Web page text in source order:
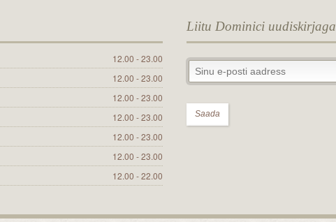
12.00 - 23.00
12.00 - 23.00
12.00 - 23.00
12.00 - 23.00
12.00 - 23.00
12.00 - 23.00
12.00 - 22.00
Liitu Dominici uudiskirjaga